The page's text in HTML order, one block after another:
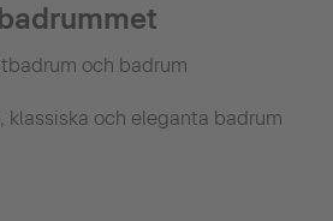
och badrum
klassiska och eleganta badrum